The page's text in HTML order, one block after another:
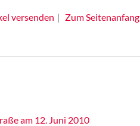
versenden Zum Seitenanfang
am 12. Juni 2010